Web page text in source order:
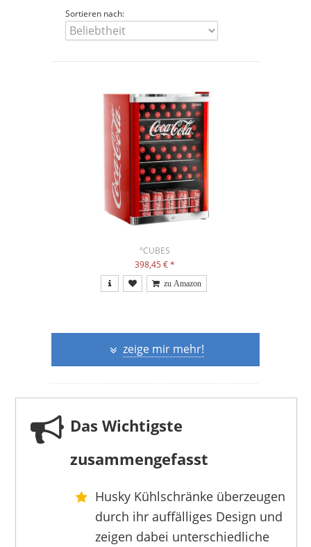
Sortieren nach:
°CUBES
398,45 €*
°CUBES
359,75 € *
zeige mir mehr!
Das Wichtigste
zusammengefasst
Husky Kühlschränke überzeugen
durch ihr auffälliges Design und
zeigen dabei unterschiedliche